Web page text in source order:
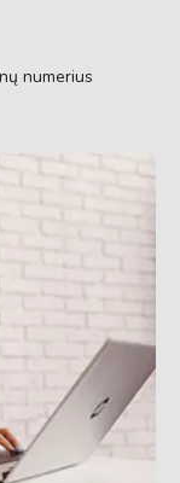
numerius